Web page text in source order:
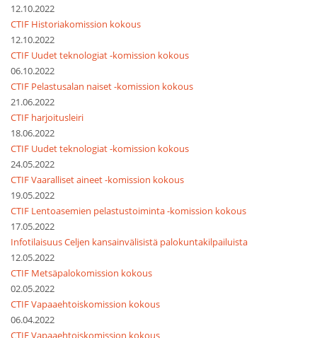
12.10.2022
CTIF Historiakomission kokous
12.10.2022
CTIF Uudet teknologiat -komission kokous
06.10.2022
CTIF Pelastusalan naiset -komission kokous
21.06.2022
CTIF harjoitusleiri
18.06.2022
CTIF Uudet teknologiat -komission kokous
24.05.2022
CTIF Vaaralliset aineet -komission kokous
19.05.2022
CTIF Lentoasemien pelastustoiminta -komission kokous
17.05.2022
Infotilaisuus Celjen kansainvälisistä palokuntakilpailuista
12.05.2022
CTIF Metsäpalokomission kokous
02.05.2022
CTIF Vapaaehtoiskomission kokous
06.04.2022
CTIF Vapaaehtoiskomission kokous